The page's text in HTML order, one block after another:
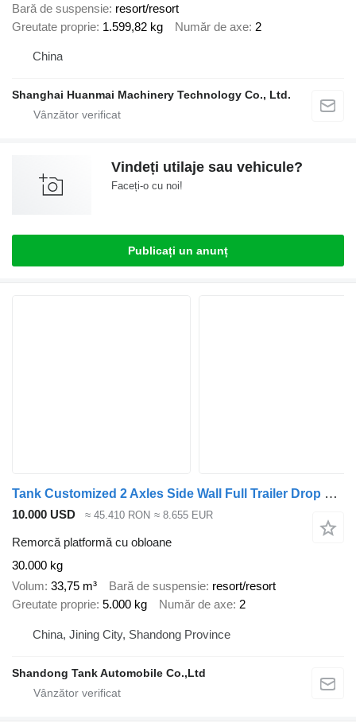
Bară de suspensie resort/resort
Greutate proprie 1.599,82 kg Număr de axe 2
China
Shanghai Huanmai Machinery Technology Co., Ltd.
Vindeți utilaje sau vehicule?
Faceți-o cu noi!
Publicați un anunț
Tank Customized 2 Axles Side Wall Full Trailer Drop Side Drawbar Semi
10.000 USD ≈ 45.410 RON ≈ 8.655 EUR
Remorcă platformă cu obloane
30.000 kg
Volum 33,75 m³ Bară de suspensie resort/resort
Greutate proprie 5.000 kg Număr de axe 2
China, Jining City, Shandong Province
Shandong Tank Automobile Co.,Ltd